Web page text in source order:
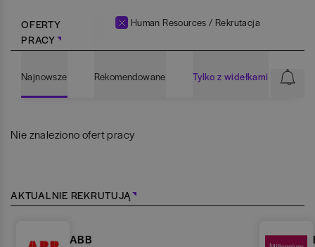
OFERTY
PRACY
Human Resources / Rekrutacja
Najnowsze Rekomendowane Tylko z widełkami
Nie znaleziono ofert pracy
AKTUALNIE REKRUTUJĄ
ABB